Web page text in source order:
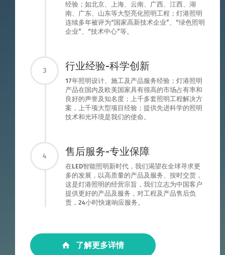
经验；如北京、上海、云南、广西、江西、湖
南、广东、山东等大型亮化照明工程；灯港照明
连续多年被评为“国家高新技术企业”、“绿色照明
企业”、“技术中心”等。
3 行业经验-科学创新
17年照明设计、施工及产品服务经验；灯港照明
产品在国内及欧美国家具有很高的市场占有率和
良好的声誉及知名度；上千多套照明工程解决方
案，上千项大型项目经验；提供先进科学的照明
技术和光环境是我们的使命。
4 售后服务-专业保障
在LED智能照明新时代，我们渴望在全球寻求更
多的发展，以高质量的产品及服务、按时交货，
这是灯港照明的经营宗旨，我们立志为中国客户
提供更好的产品及服务，对工程及产品售后负
责，24小时快速响应服务。
了解更多详情